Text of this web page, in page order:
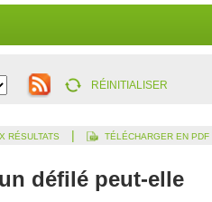
RÉINITIALISER
RÉSULTATS | TÉLÉCHARGER EN PDF
défilé peut-elle